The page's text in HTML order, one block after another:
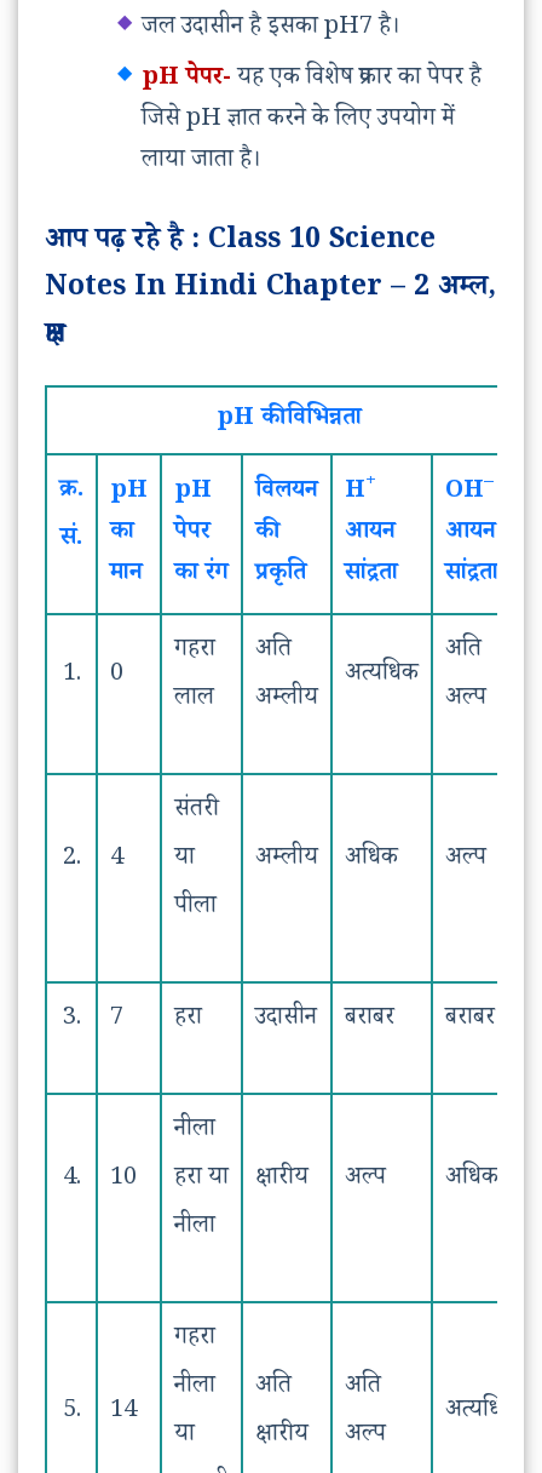
जल उदासीन है इसका pH7 है।
pH पेपर-यह एक विशेष प्रकार का पेपर है
जिसे pH ज्ञात करने के लिए उपयोग में
लाया जाता है।
आप पढ़ रहे है : Class 10 Science
Notes In Hindi Chapter – 2 अम्ल,
क्षार
pH की विभिन्नता
क्र.
सं.
pH
का
मान
pH
पेपर
का रंग
विलयन
की
प्रकृति
H+
आयन
सांद्रता
OH–
आयन
सांद्रता
1. 0
गहरा
लाल
अति
अम्लीय
अत्यधिक
अति
अल्प
2. 4
संतरी
या
पीला
अम्लीय अधिक अल्प
3. 7 हरा उदासीन बराबर बराबर
4. 10
नीला
हरा या
नीला
क्षारीय अल्प अधिक
5. 14
गहरा
नीला
या
अति
क्षारीय
अति
अल्प
अत्यधिक